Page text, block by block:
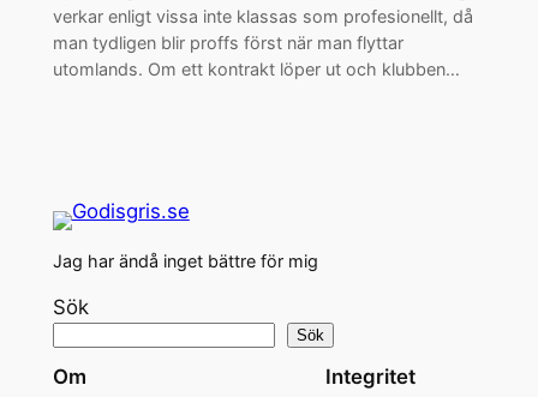
verkar enligt vissa inte klassas som profesionellt, då
man tydligen blir proffs först när man flyttar
utomlands. Om ett kontrakt löper ut och klubben…
Jag har ändå inget bättre för mig
Sök
Sök
Om Integritet